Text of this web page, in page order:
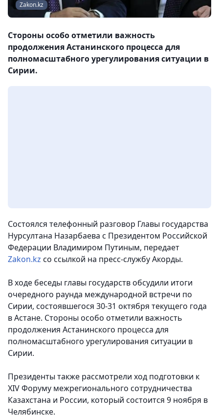
Zakon.kz
Стороны особо отметили важность
продолжения Астанинского процесса для
полномасштабного урегулирования ситуации в
Сирии.
Состоялся телефонный разговор Главы государства
Нурсултана Назарбаева с Президентом Российской
Федерации Владимиром Путиным, передает
Zakon.kz со ссылкой на пресс-службу Акорды.
В ходе беседы главы государств обсудили итоги
очередного раунда международной встречи по
Сирии, состоявшегося 30-31 октября текущего года
в Астане. Стороны особо отметили важность
продолжения Астанинского процесса для
полномасштабного урегулирования ситуации в
Сирии.
Президенты также рассмотрели ход подготовки к
XIV Форуму межрегионального сотрудничества
Казахстана и России, который состоится 9 ноября в
Челябинске.